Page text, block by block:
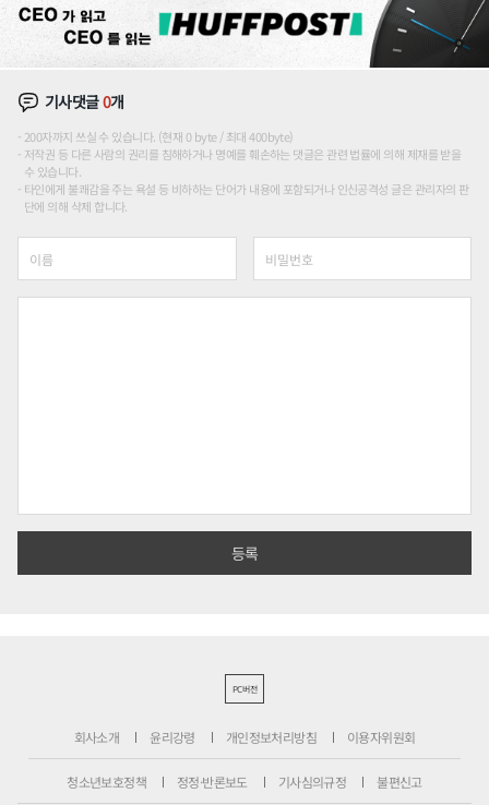
기사댓글0개
200자까지 쓰실 수 있습니다. (현재 0 byte / 최대 400byte)
저작권 등 다른 사람의 권리를 침해하거나 명예를 훼손하는 댓글은 관련 법률에 의해 제재를 받을
수 있습니다.
타인에게 불쾌감을 주는 욕설 등 비하하는 단어가 내용에 포함되거나 인신공격성 글은 관리자의 판
단에 의해 삭제 합니다.
PC버전
회사소개 윤리강령 개인정보처리방침 이용자위원회
청소년보호정책 정정·반론보도 기사심의규정 불편신고